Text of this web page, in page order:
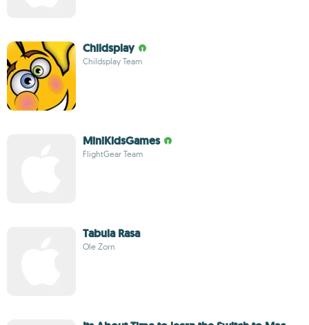
Childsplay
Childsplay Team
MiniKidsGames
FlightGear Team
Tabula Rasa
Ole Zorn